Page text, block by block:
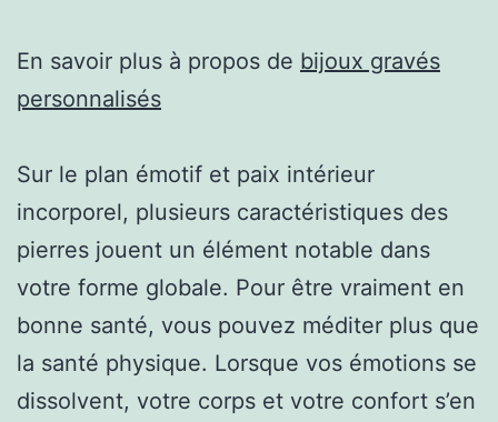
En savoir plus à propos de bijoux gravés
personnalisés
Sur le plan émotif et paix intérieur
incorporel, plusieurs caractéristiques des
pierres jouent un élément notable dans
votre forme globale. Pour être vraiment en
bonne santé, vous pouvez méditer plus que
la santé physique. Lorsque vos émotions se
dissolvent, votre corps et votre confort s’en